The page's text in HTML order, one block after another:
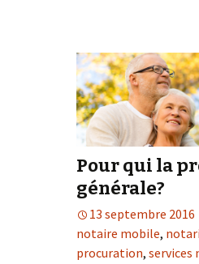
Pour qui la
générale?
13 septembre 2016
notaire mobile,
procuration, services